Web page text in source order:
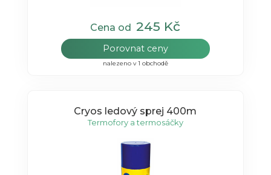
Cena od245 Kč
Porovnat ceny
nalezeno v 1 obchodě
Cryos ledový sprej 400m
Termofory a termosáčky